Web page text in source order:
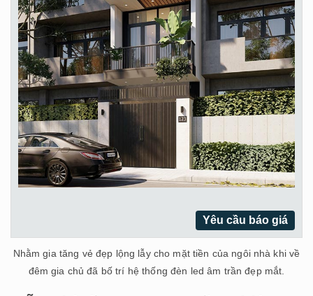
Yêu cầu báo giá
Nhằm gia tăng vẻ đẹp lộng lẫy cho mặt tiền của ngôi nhà khi về
đêm gia chủ đã bố trí hệ thống đèn led âm trần đẹp mắt.